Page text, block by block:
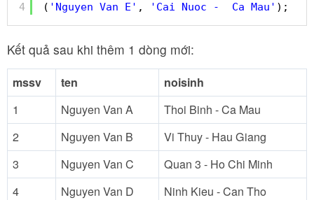
4
( 'Nguyen Van E' , 'Cai Nuoc -  Ca Mau' );
Kết quả sau khi thêm 1 dòng mới:
mssv ten
noisinh
1
Nguyen Van A
Thoi Binh - Ca Mau
2
Nguyen Van B
Vi Thuy - Hau Giang
3
Nguyen Van C
Quan 3 - Ho Chi Minh
4
Nguyen Van D
Ninh Kieu - Can Tho